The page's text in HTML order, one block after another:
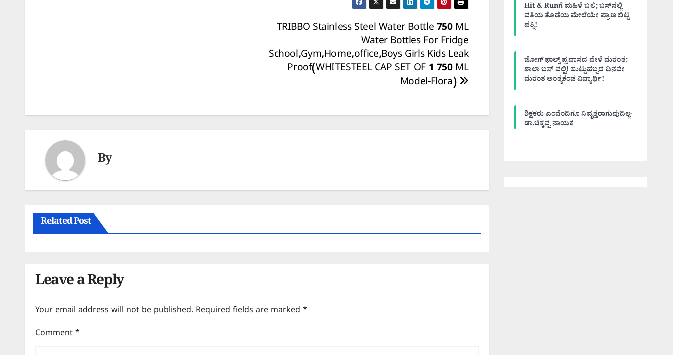
TRIBBO Stainless Steel Water Bottle 750 ML
Water Bottles For Fridge
School,Gym,Home,office,Boys Girls Kids Leak
Proof(WHITESTEEL CAP SET OF 1 750 ML
Model-Flora)
By
Related Post
Leave a Reply
Your email address will not be published. Required fields are marked *
Comment *
Hit & Runಗೆ ಮಹಿಳೆ ಬಲಿ; ಬಸ್‌ನಲ್ಲಿ
ಪತಿಯ ತೊಡೆಯ ಮೇಲೆಯೇ ಪ್ರಾಣ ಬಿಟ್ಟ
ಪತ್ನಿ!
ಜೋಗ್ ಫಾಲ್ಸ್ ಪ್ರವಾಸದ ವೇಳೆ ದುರಂತ:
ಶಾಲಾ ಬಸ್ ಪಲ್ಟಿ! ಹುಟ್ಟುಹಬ್ಬದ ದಿನವೇ
ದುರಂತ ಅಂತ್ಯಕಂಡ ವಿದ್ಯಾರ್ಥಿ!
ಶಿಕ್ಷಕರು ಎಂದೆಂದಿಗೂ ನಿವೃತ್ತರಾಗುವುದಿಲ್ಲ-
ಡಾ.ಚಿಕ್ಕಪ್ಪ ನಾಯಕ